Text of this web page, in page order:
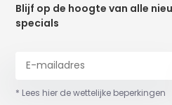
Blijf op de hoogte van alle
specials
* Lees hier de wettelijke beperkingen